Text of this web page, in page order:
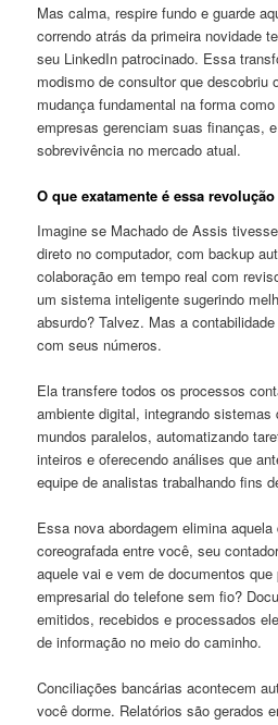
Mas calma, respire fundo e guarde
correndo atrás da primeira novidade
seu LinkedIn patrocinado. Essa
modismo de consultor que descobriu
mudança fundamental na forma
empresas gerenciam suas finanças,
sobrevivência no mercado atual.
O que exatamente é essa
Imagine se Machado de Assis
direto no computador, com backup
colaboração em tempo real com
um sistema inteligente sugerindo
absurdo? Talvez. Mas a
com seus números.
Ela transfere todos os processos
ambiente digital, integrando
mundos paralelos, automatizando
inteiros e oferecendo análises que
equipe de analistas trabalhando fins
Essa nova abordagem elimina
coreografada entre você, seu
aquele vai e vem de documentos
empresarial do telefone sem fio?
emitidos, recebidos e processados
de informação no meio do caminho.
Conciliações bancárias acontecem
você dorme. Relatórios são gerados